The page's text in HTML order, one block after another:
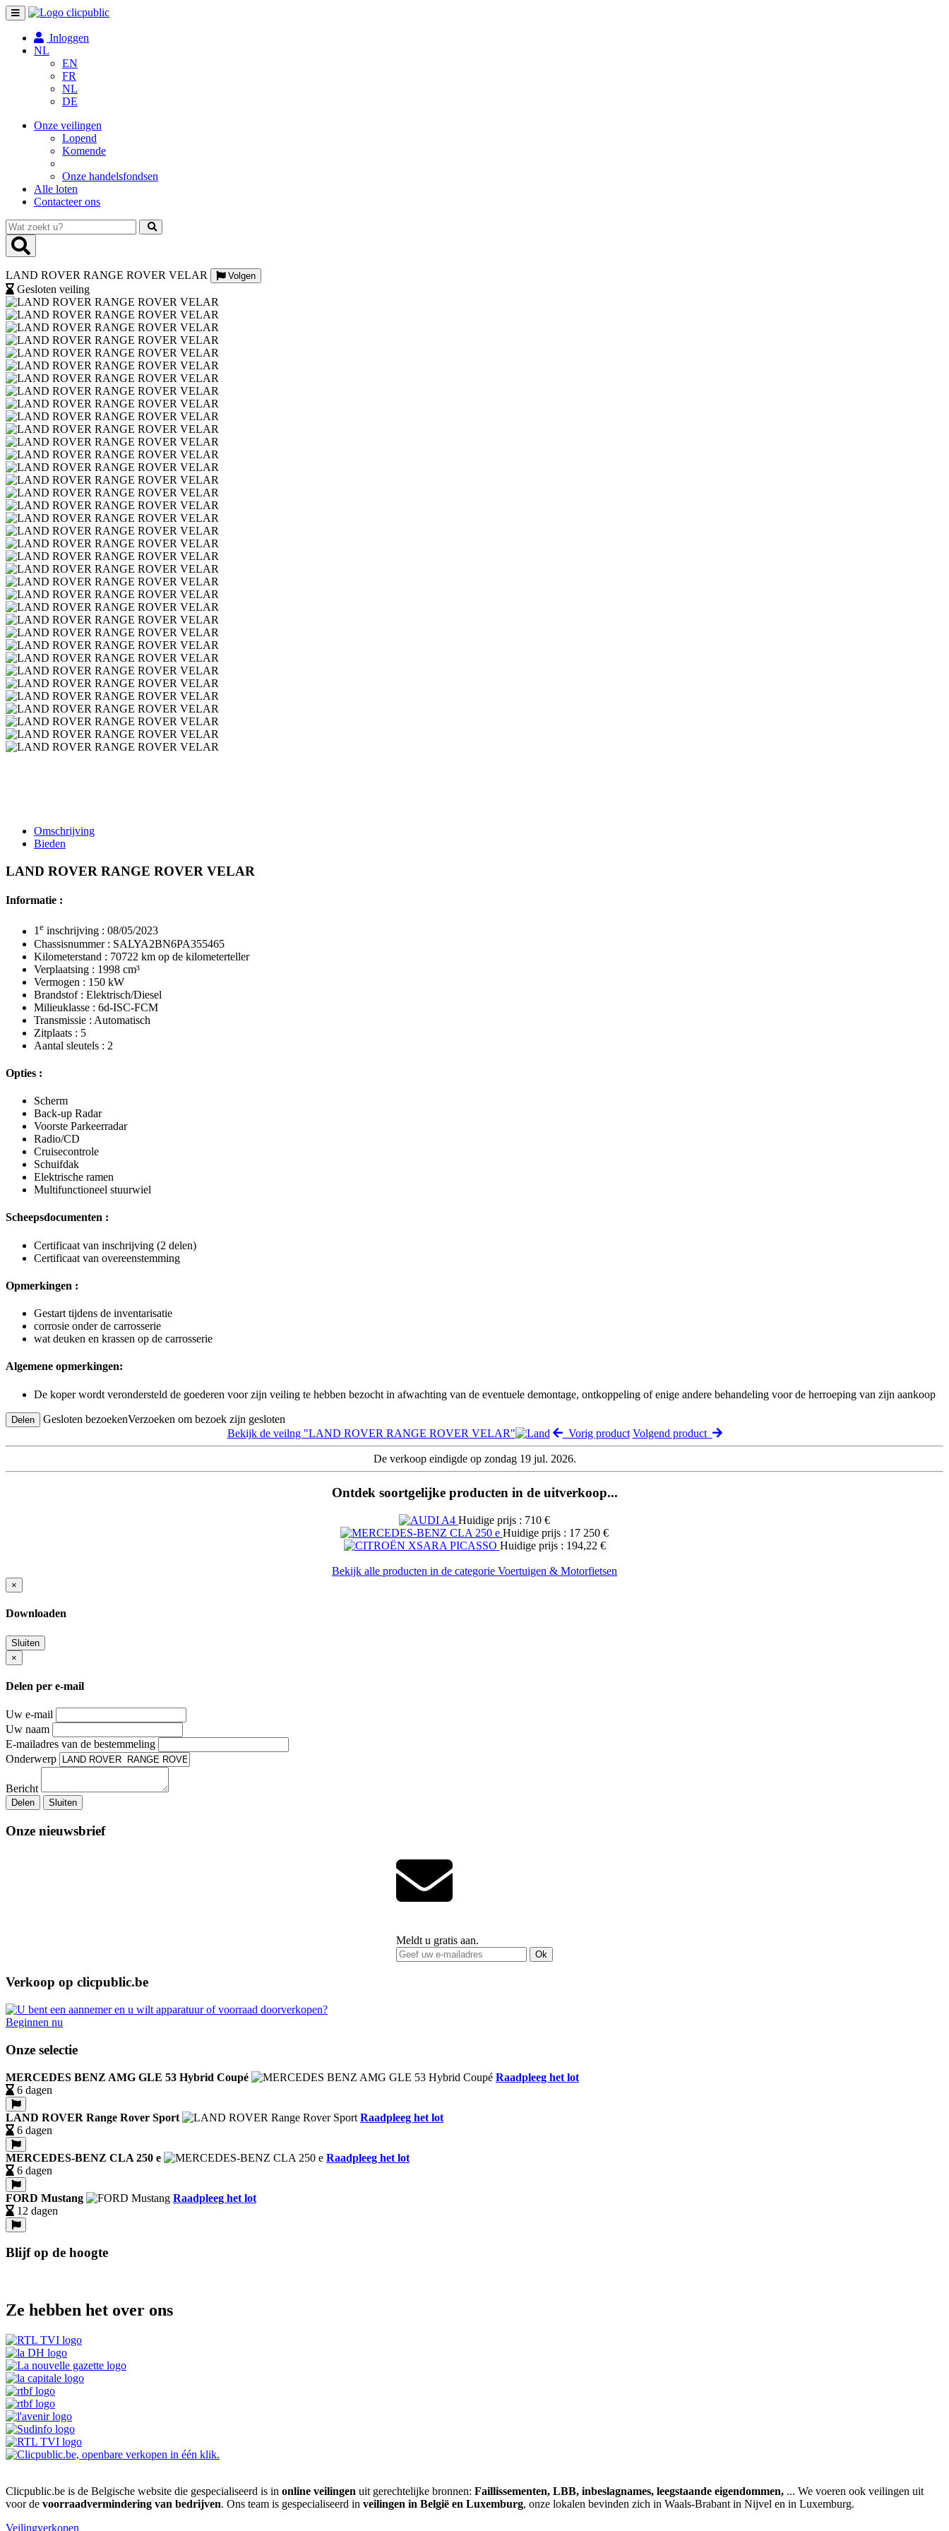
Toggle
navigation
Inloggen
NL
EN
FR
NL
DE
Onze veilingen
Lopend
Komende
Onze handelsfondsen
Alle loten
Contacteer ons
Wat
zoekt
u?
LAND ROVER RANGE ROVER VELAR Volgen
Gesloten veiling
Omschrijving
Bieden
LAND ROVER RANGE ROVER VELAR
Informatie :
1e inschrijving : 08/05/2023
Chassisnummer : SALYA2BN6PA355465
Kilometerstand : 70722 km op de kilometerteller
Verplaatsing : 1998 cm³
Vermogen : 150 kW
Brandstof : Elektrisch/Diesel
Milieuklasse : 6d-ISC-FCM
Transmissie : Automatisch
Zitplaats : 5
Aantal sleutels : 2
Opties :
Scherm
Back-up Radar
Voorste Parkeerradar
Radio/CD
Cruisecontrole
Schuifdak
Elektrische ramen
Multifunctioneel stuurwiel
Scheepsdocumenten :
Certificaat van inschrijving (2 delen)
Certificaat van overeenstemming
Opmerkingen :
Gestart tijdens de inventarisatie
corrosie onder de carrosserie
wat deuken en krassen op de carrosserie
Algemene opmerkingen:
De koper wordt verondersteld de goederen voor zijn veiling te hebben bezocht in afwachting van de eventuele demontage, ontkoppeling of enige andere behandeling voor de herroeping van zijn aankoop
Delen Gesloten bezoekenVerzoeken om bezoek zijn gesloten
Bekijk de veilng "LAND ROVER RANGE ROVER VELAR"
Vorig product Volgend product
De verkoop eindigde op zondag 19 jul. 2026.
Ontdek soortgelijke producten in de uitverkoop...
Huidige prijs : 710 €
Huidige prijs : 17 250 €
Huidige prijs : 194,22 €
Bekijk alle producten in de categorie Voertuigen & Motorfietsen
×
Downloaden
Sluiten
×
Delen per e-mail
Uw e-mail
Uw naam
E-mailadres van de bestemmeling
Onderwerp
Bericht
Delen Sluiten
Onze nieuwsbrief
Meldt u gratis aan.
Ok
Verkoop op clicpublic.be
Beginnen nu
Onze selectie
MERCEDES BENZ AMG GLE 53 Hybrid Coupé
Raadpleeg het lot
6 dagen
LAND ROVER Range Rover Sport
Raadpleeg het lot
6 dagen
MERCEDES-BENZ CLA 250 e
Raadpleeg het lot
6 dagen
FORD Mustang
Raadpleeg het lot
12 dagen
Blijf op de hoogte
Ze hebben het over ons
Clicpublic.be is de Belgische website die gespecialiseerd is in online veilingen uit gerechtelijke bronnen: Faillissementen, LBB, inbeslagnames, leegstaande eigendommen, ... We voeren ook veilingen uit
voor de voorraadvermindering van bedrijven. Ons team is gespecialiseerd in veilingen in België en Luxemburg, onze lokalen bevinden zich in Waals-Brabant in Nijvel en in Luxemburg.
Veilingverkopen